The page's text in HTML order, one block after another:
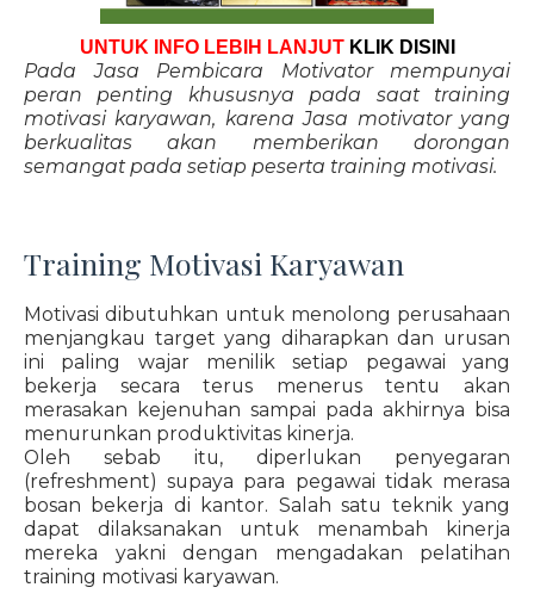
UNTUK INFO LEBIH LANJUT KLIK DISINI
Pada Jasa Pembicara Motivator mempunyai
peran penting khususnya pada saat training
motivasi karyawan, karena Jasa motivator yang
berkualitas akan memberikan dorongan
semangat pada setiap peserta training motivasi.
Training Motivasi Karyawan
Motivasi dibutuhkan untuk menolong perusahaan
menjangkau target yang diharapkan dan urusan
ini paling wajar menilik setiap pegawai yang
bekerja secara terus menerus tentu akan
merasakan kejenuhan sampai pada akhirnya bisa
menurunkan produktivitas kinerja.
Oleh sebab itu, diperlukan penyegaran
(refreshment) supaya para pegawai tidak merasa
bosan bekerja di kantor. Salah satu teknik yang
dapat dilaksanakan untuk menambah kinerja
mereka yakni dengan mengadakan pelatihan
training motivasi karyawan.